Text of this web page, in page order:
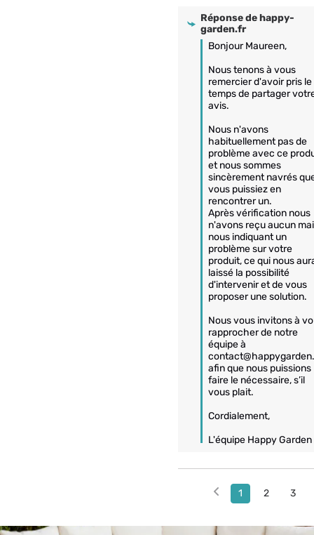
Réponse dehappy-
garden.fr
Bonjour Maureen,
Nous tenons à vous
remercier d'avoir pris le
temps de partager
avis.
Nous n'avons
habituellement pas de
problème avec ce
et nous sommes
sincèrement navrés
vous puissiez en
rencontrer un.
Après vérification nous
n'avons reçu aucun
nous indiquant un
problème sur votre
produit, ce qui nous
laissé la possibilité
d'intervenir et de vous
proposer une solution.
Nous vous invitons à
rapprocher de notre
équipe à
afin que nous puissions
faire le nécessaire, s’il
vous plait.
Cordialement,
L'équipe Happy Garden
1 2 3